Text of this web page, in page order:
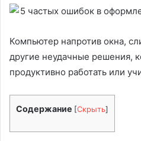
Компьютер напротив окна,
другие неудачные решения,
продуктивно работать или
Содержание [Скрыть]